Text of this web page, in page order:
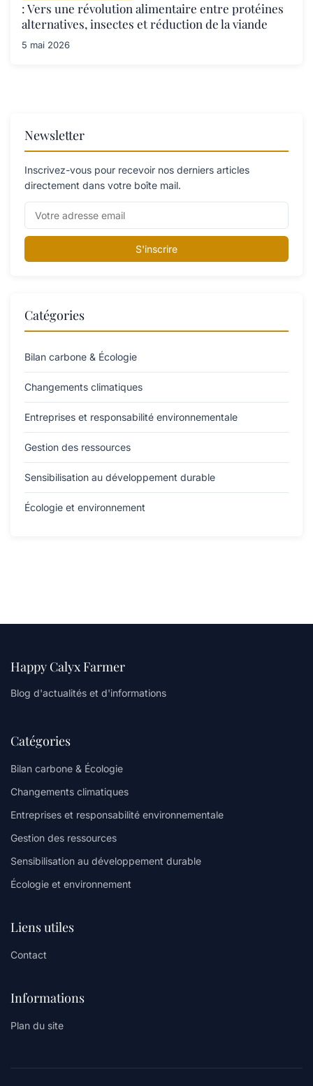
: Vers une révolution alimentaire entre protéines
alternatives, insectes et réduction de la viande
5 mai 2026
Newsletter
Inscrivez-vous pour recevoir nos derniers articles
directement dans votre boîte mail.
S'inscrire
Catégories
Bilan carbone & Écologie
Changements climatiques
Entreprises et responsabilité environnementale
Gestion des ressources
Sensibilisation au développement durable
Écologie et environnement
Happy Calyx Farmer
Blog d'actualités et d'informations
Catégories
Bilan carbone & Écologie
Changements climatiques
Entreprises et responsabilité environnementale
Gestion des ressources
Sensibilisation au développement durable
Écologie et environnement
Liens utiles
Contact
Informations
Plan du site